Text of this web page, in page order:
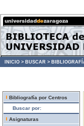
INICIO > BUSCAR >
Bibliografía por Centros
Buscar por:
Asignaturas